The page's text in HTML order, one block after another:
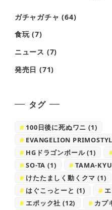
ガチャガチャ (64)
食玩(7)
ニュース (7)
発売日 (71)
タグ
100日後に死ぬワニ (1)
EVANGELION
HGドラゴンボール(1)
SO-TA (1) TAMA-
けたたましく動くクマ (1)
はぐこっとーと (1)
エポック社 (12) カプ